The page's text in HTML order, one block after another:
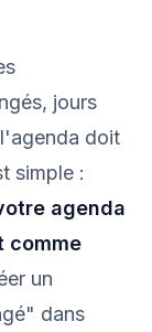
jours
doit
simple :
agenda
comme
un
dans